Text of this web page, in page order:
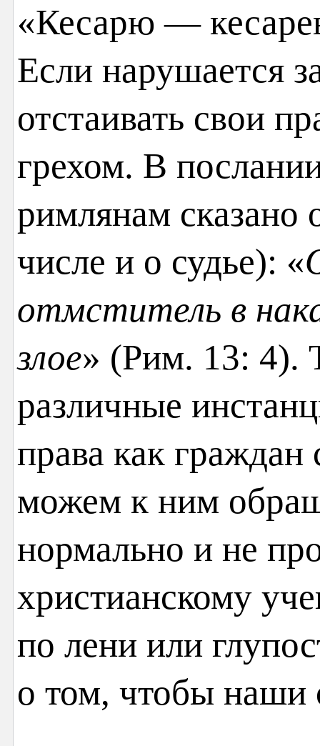
«Кесарю —
Если нарушается
отстаивать свои
грехом. В
римлянам сказано
числе и о судье): «
отмститель в
злое» (Рим. 13: 4).
различные
права как
можем к ним
нормально и не
христианскому
по лени или
о том, чтобы наши